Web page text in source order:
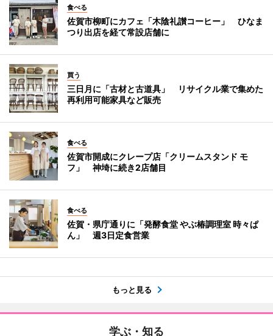
食べる
佐賀市柳町にカフェ「木陰礼讃コーヒー」 ひなま
つり出店を経て常設店舗に
買う
三日月に「古材と古道具」 リサイクル業で集めた
再利用可能家具など販売
食べる
佐賀市開成にクレープ店「クリームスタンド モ
フ」 神埼に続き2店舗目
食べる
佐賀・県庁通りに「発酵食堂 やぶ椿調理室 時々ぱ
ん」 週3日定食営業
もっと見る
学ぶ・知る